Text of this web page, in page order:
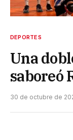
DEPORTES
Una
saboreó
30 de octubre de